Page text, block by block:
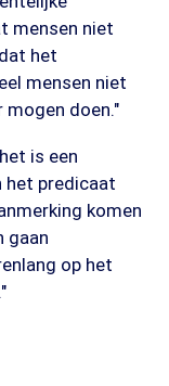
mensen niet
het
mensen niet
doen."
is een
het predicaat
komen
gaan
op het